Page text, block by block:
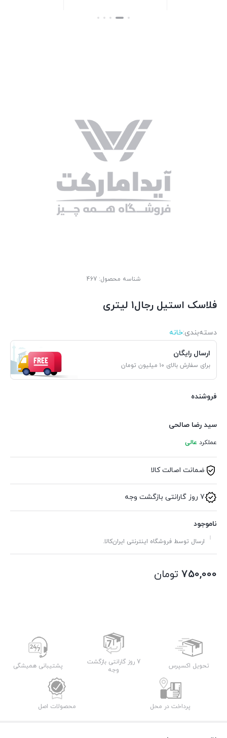
شناسه محصول:467
فلاسک استیل رجال1 لیتری
دسته‌بندی‌:خانه
ارسال رایگان
برای سفارش بالای ۱۰ میلیون تومان
فروشنده
سید رضا صالحی
عملکرد عالی
ضمانت اصالت کالا
7 روز گارانتی بازگشت وجه
ناموجود
ارسال توسط فروشگاه اینترنتی ایران‌کالا.
750,000 تومان
تحویل اکسپرس
7 روز گارانتی بازگشت
وجه
پشتیبانی همیشگی
پرداخت در محل محصولات اصل